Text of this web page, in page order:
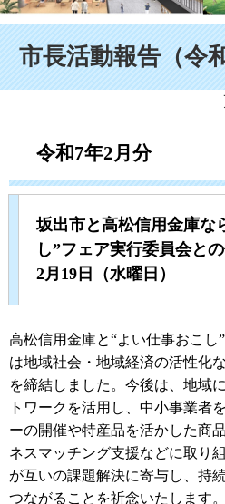
市長活動報告（令
令和7年2月分
坂出市と高松信用金庫な
し”フェア実行委員会と
2月19日（水曜日）
高松信用金庫と“よい仕事おこし
は地域社会・地域経済の活性化
を締結しました。今後は、地域
トワークを活用し、中小事業者
ーの開催や特産品を活かした商
ネスマッチング支援などに取り
が互いの課題解決に寄与し、持
つながることを祈念いたします。